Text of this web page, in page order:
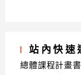
站內快速
總體課程計畫書